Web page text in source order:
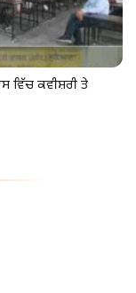
ਵਿੱਚ ਕਵੀਸ਼ਰੀ ਤੇ